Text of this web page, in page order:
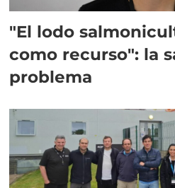
"El lodo
como recurso": la
problema